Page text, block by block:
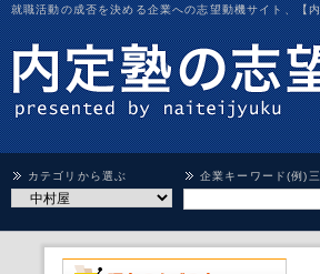
就職活動の成否を決める企業への志望動機サイト、【
カテゴリから選ぶ 企業キーワード(例)